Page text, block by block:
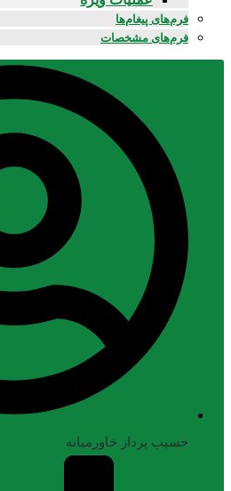
فرم‌های پیغام‌ها
فرم‌های مشخصات
حسیب پرداز خاورمیانه